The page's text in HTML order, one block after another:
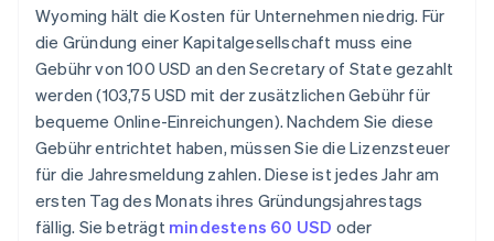
Wyoming hält die Kosten für Unternehmen niedrig. Für
die Gründung einer Kapitalgesellschaft muss eine
Gebühr von 100 USD an den Secretary of State gezahlt
werden (103,75 USD mit der zusätzlichen Gebühr für
bequeme Online-Einreichungen). Nachdem Sie diese
Gebühr entrichtet haben, müssen Sie die Lizenzsteuer
für die Jahresmeldung zahlen. Diese ist jedes Jahr am
ersten Tag des Monats ihres Gründungsjahrestags
fällig. Sie beträgt mindestens 60 USD oder